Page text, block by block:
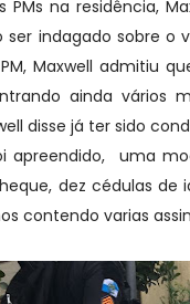
PMs na residência,
ser indagado sobre o
Maxwell admitiu
ainda vários
disse já ter sido
apreendido, uma
dez cédulas
contendo varias